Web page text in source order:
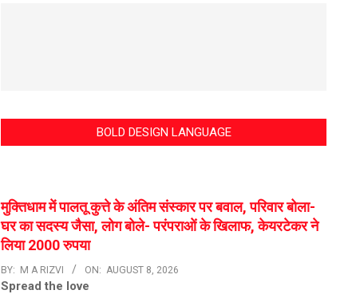
BOLD DESIGN LANGUAGE
मुक्तिधाम में पालतू कुत्ते के अंतिम संस्कार पर बवाल, परिवार बोला-
घर का सदस्य जैसा, लोग बोले- परंपराओं के खिलाफ, केयरटेकर ने
लिया 2000 रुपया
BY: M A RIZVI ON: AUGUST 8, 2026
Spread the love